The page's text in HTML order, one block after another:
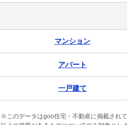
マンション
アパート
一戸建て
※このデータはgoo住宅・不動産に掲載され